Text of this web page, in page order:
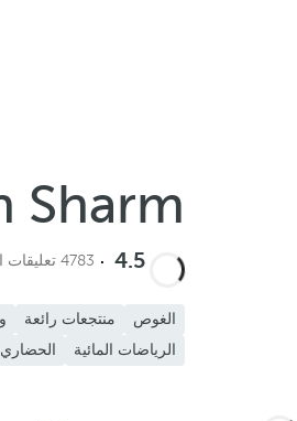
Sharm
4.5 4783 تعليقات النزلاء
الغوص منتجعات رائعة
الرياضات المائية
الحضاري